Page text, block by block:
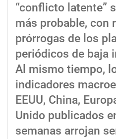
“conflicto latente”
más probable, con
prórrogas de los
periódicos de baja
Al mismo tiempo,
indicadores
EEUU, China,
Unido publicados
semanas arrojan